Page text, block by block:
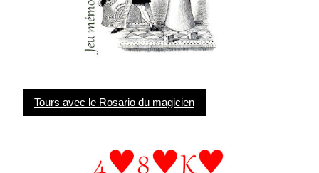
Tours avec le Rosario du magicien